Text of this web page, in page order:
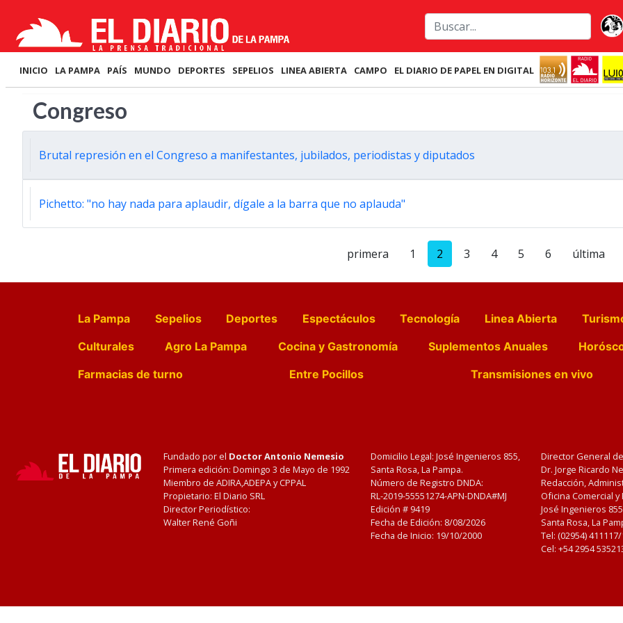
INICIO LA PAMPA PAÍS MUNDO DEPORTES SEPELIOS LINEA ABIERTA CAMPO EL DIARIO DE PAPEL EN DIGITAL
Congreso
Brutal represión en el Congreso a manifestantes, jubilados, periodistas y diputados
Pichetto: "no hay nada para aplaudir, dígale a la barra que no aplauda"
primera 1 2 3 4 5 6 última
La Pampa Sepelios Deportes Espectáculos Tecnología Linea Abierta
Culturales
Agro La Pampa Cocina y Gastronomía Suplementos Anuales
Farmacias de turno
Entre Pocillos Transmisiones en vivo
Fundado por el Doctor Antonio Nemesio
Primera edición: Domingo 3 de Mayo de 1992
Miembro de ADIRA,ADEPA y CPPAL
Propietario: El Diario SRL
Director Periodístico:
Walter René Goñi
Domicilio Legal: José Ingenieros 855,
Santa Rosa, La Pampa.
Número de Registro DNDA:
RL-2019-55551274-APN-DNDA#MJ
Edición # 9419
Fecha de Edición: 8/08/2026
Fecha de Inicio: 19/10/2000
Director General
Dr. Jorge Ricardo
Redacción,
Oficina Comercial
José Ingenieros
Santa Rosa, La
Tel: (02954)
Cel: +54 2954